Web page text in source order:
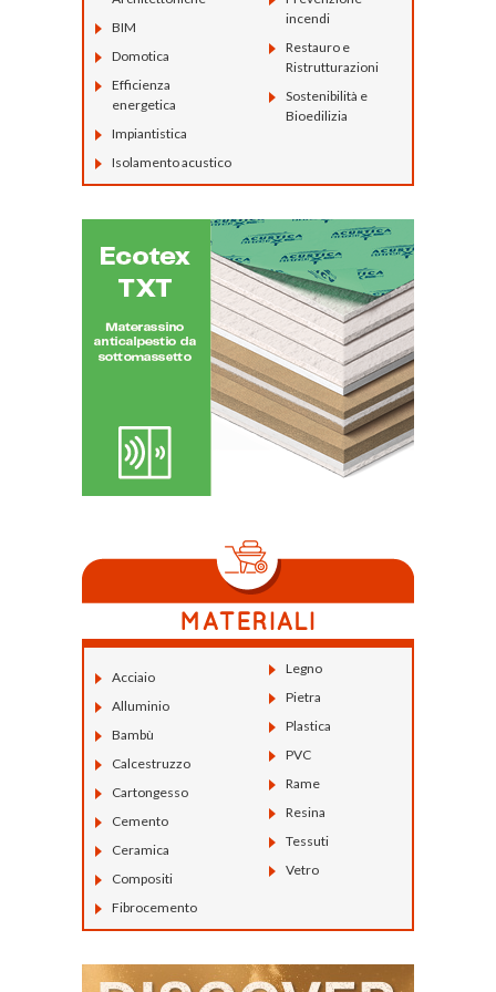
BIM
Domotica
Efficienza
energetica
Impiantistica
Isolamento acustico
incendi
Restauro e
Ristrutturazioni
Sostenibilità e
Bioedilizia
Acciaio
Alluminio
Bambù
Calcestruzzo
Cartongesso
Cemento
Ceramica
Compositi
Fibrocemento
Legno
Pietra
Plastica
PVC
Rame
Resina
Tessuti
Vetro